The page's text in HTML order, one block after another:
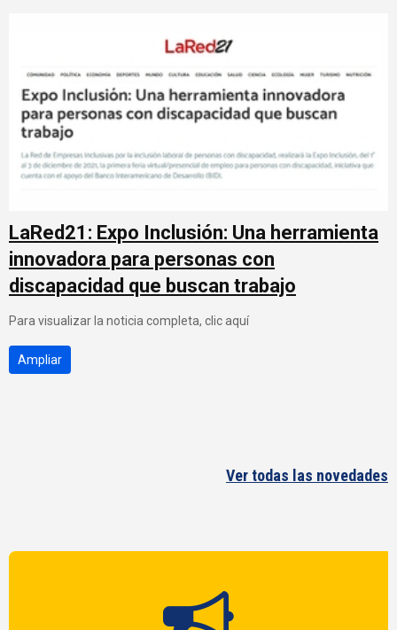
LaRed21: Expo Inclusión: Una herramienta
innovadora para personas con
discapacidad que buscan trabajo
Para visualizar la noticia completa, clic aquí
Ampliar
Ver todas las novedades